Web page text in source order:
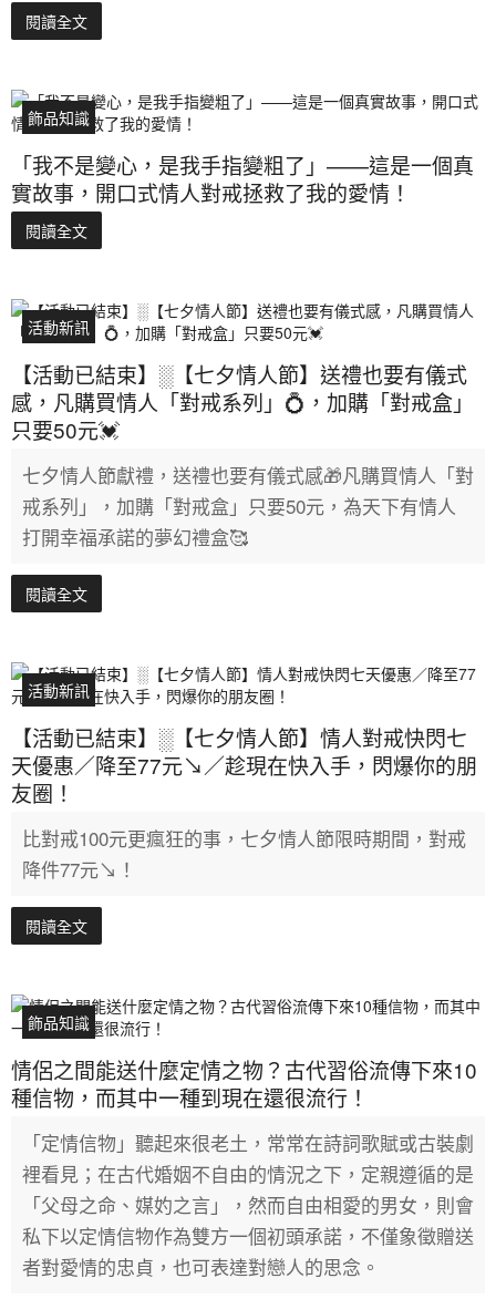
閱讀全文
飾品知識
「我不是變心，是我手指變粗了」——這是一個真
實故事，開口式情人對戒拯救了我的愛情！
閱讀全文
活動新訊
【活動已結束】░【七夕情人節】送禮也要有儀式
感，凡購買情人「對戒系列」💍，加購「對戒盒」
只要50元💓
七夕情人節獻禮，送禮也要有儀式感🎁凡購買情人「對
戒系列」，加購「對戒盒」只要50元，為天下有情人
打開幸福承諾的夢幻禮盒🥰
閱讀全文
活動新訊
【活動已結束】░【七夕情人節】情人對戒快閃七
天優惠／降至77元↘／趁現在快入手，閃爆你的朋
友圈！
比對戒100元更瘋狂的事，七夕情人節限時期間，對戒
降件77元↘！
閱讀全文
飾品知識
情侶之間能送什麼定情之物？古代習俗流傳下來10
種信物，而其中一種到現在還很流行！
「定情信物」聽起來很老土，常常在詩詞歌賦或古裝劇
裡看見；在古代婚姻不自由的情況之下，定親遵循的是
「父母之命、媒妁之言」，然而自由相愛的男女，則會
私下以定情信物作為雙方一個初頭承諾，不僅象徵贈送
者對愛情的忠貞，也可表達對戀人的思念。